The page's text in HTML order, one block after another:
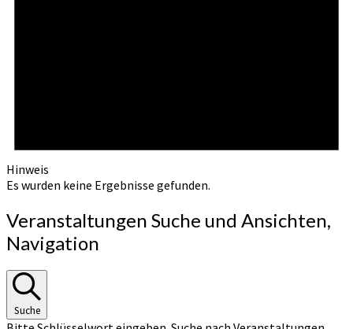
Hinweis
Es wurden keine Ergebnisse gefunden.
Veranstaltungen Suche und Ansichten,
Navigation
Suche